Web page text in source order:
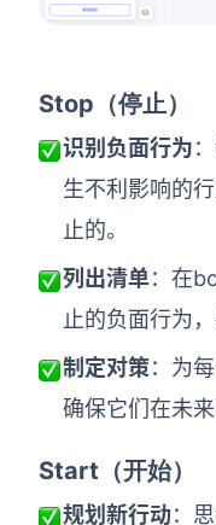
Stop （停止）
识别负面行为
生不利影响的
止的。
列出清单：在
止的负面行为
制定对策：为
确保它们在未来
Start （开始）
规划新行动：